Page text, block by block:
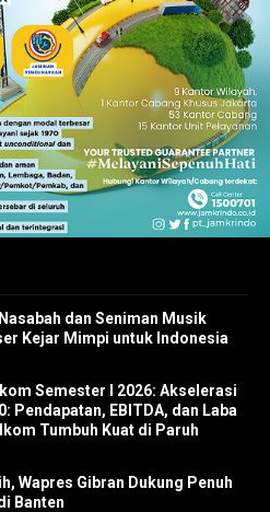
dan Seniman Musik
Kejar Mimpi untuk Indonesia
Semester I 2026: Akselerasi
Pendapatan, EBITDA, dan Laba
Tumbuh Kuat di Paruh
Wapres Gibran Dukung Penuh
Banten